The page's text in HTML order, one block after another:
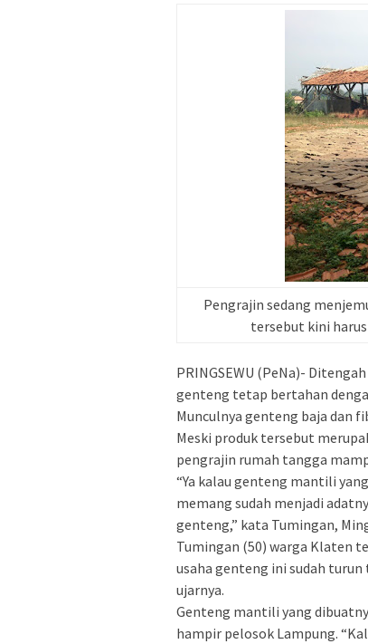
Pengrajin sedang
tersebut kini
PRINGSEWU (PeNa)-
genteng tetap bertahan
Munculnya genteng baja dan
Meski produk tersebut
pengrajin rumah tangga
“Ya kalau genteng mantili
memang sudah menjadi
genteng,” kata Tumingan,
Tumingan (50) warga Klaten
usaha genteng ini sudah turun
ujarnya.
Genteng mantili yang
hampir pelosok Lampung.